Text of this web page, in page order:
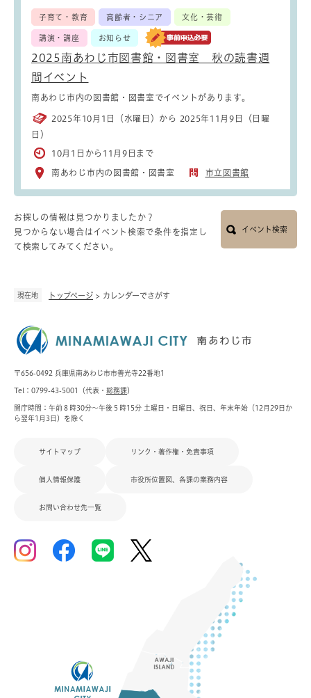
現在地 トップページ > カレンダーでさがす
子育て・教育 高齢者・シニア 文化・芸術
講演・講座 お知らせ
2025南あわじ市図書館・図書室 秋の読書週
間イベント
南あわじ市内の図書館・図書室でイベントがあります。
2025年10月1日（水曜日）から 2025年11月9日（日曜
日）
10月1日から11月9日まで
南あわじ市内の図書館・図書室 市立図書館
お探しの情報は見つかりましたか？
見つからない場合はイベント検索で条件を指定し
て検索してみてください。
イベント検索
〒656-0492 兵庫県南あわじ市市善光寺22番地1
Tel：0799-43-5001（代表・ 総務課）
開庁時間：午前８時30分～午後５時15分 土曜日・日曜日、祝日、年末年始（12月29日か
ら翌年1月3日）を除く
サイトマップ リンク・著作権・免責事項
個人情報保護 市役所位置図、各課の業務内容
お問い合わせ先一覧